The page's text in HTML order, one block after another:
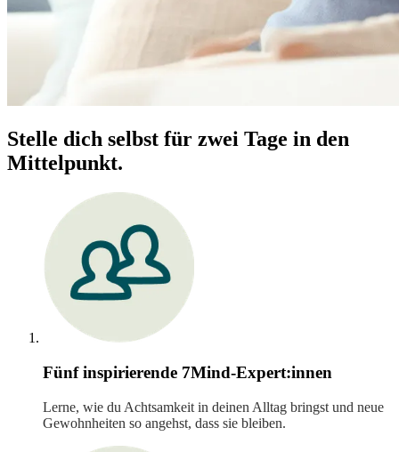
Stelle dich selbst für zwei Tage in den
Mittelpunkt.
Fünf inspirierende 7Mind-Expert:innen
Lerne, wie du Achtsamkeit in deinen Alltag bringst und neue
Gewohnheiten so angehst, dass sie bleiben.